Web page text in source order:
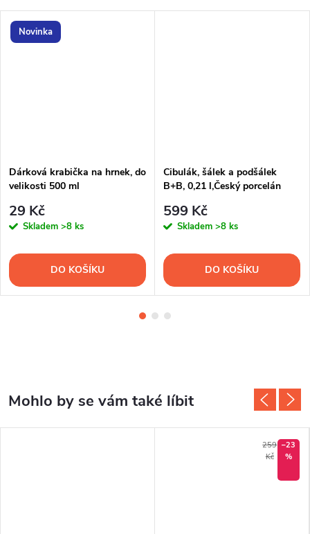
Novinka
Dárková krabička na hrnek, do
velikosti 500 ml
29 Kč
Skladem >8 ks
DO KOŠÍKU
Cibulák, šálek a podšálek
B+B, 0,21 l,Český porcelán
599 Kč
Skladem >8 ks
DO KOŠÍKU
259
Kč
–23
%